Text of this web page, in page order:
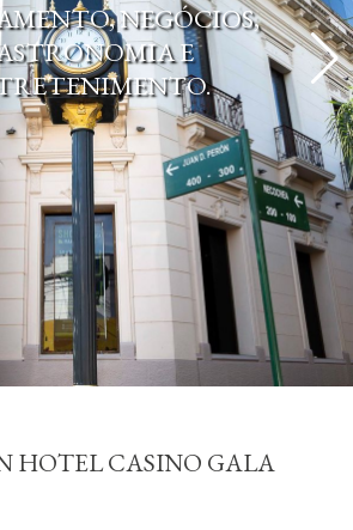
NEGÓCIOS,
E
HOTEL CASINO GALA